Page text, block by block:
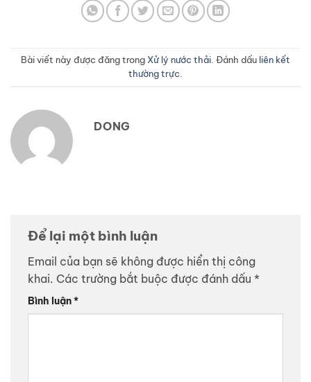
Bài viết này được đăng trong Xử lý nước thải. Đánh dấu liên kết
thường trực.
DONG
Để lại một bình luận
Email của bạn sẽ không được hiển thị công
khai. Các trường bắt buộc được đánh dấu *
Bình luận*